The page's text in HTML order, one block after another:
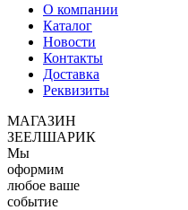
О компании
Каталог
Новости
Контакты
Доставка
Реквизиты
МАГАЗИН
ЗЕЕЛШАРИК
Мы
оформим
любое ваше
событие